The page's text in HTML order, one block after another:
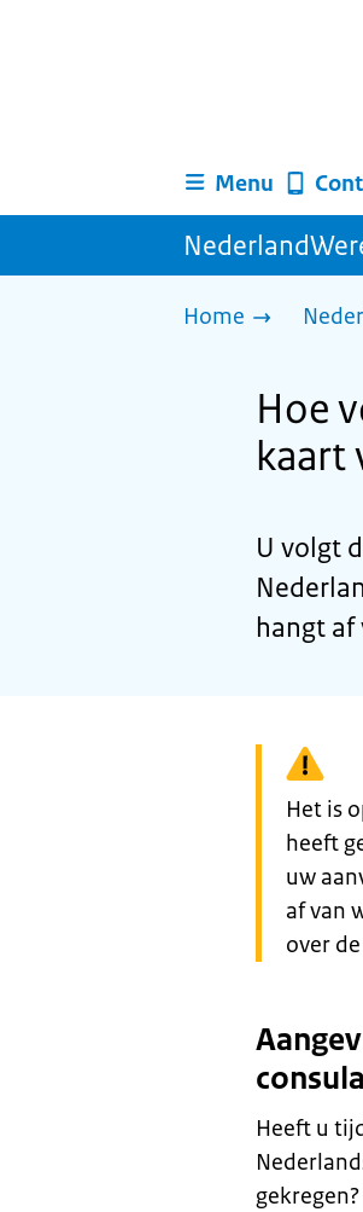
Menu
Home
Hoe
kaart
U volgt
hangt af
Het is
heeft
uw
af van
over
Heeft u